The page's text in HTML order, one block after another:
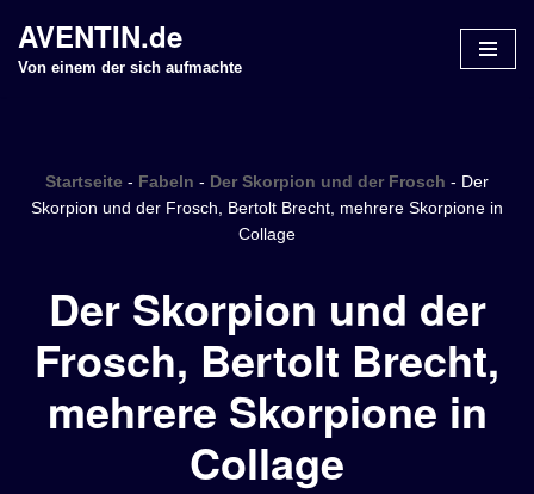
Z
AVENTIN.de
Von einem der sich aufmachte
Startseite - Fabeln - Der Skorpion und der Frosch - Der
Skorpion und der Frosch, Bertolt Brecht, mehrere Skorpione in
Collage
Der Skorpion und der
Frosch, Bertolt Brecht,
mehrere Skorpione in
Collage